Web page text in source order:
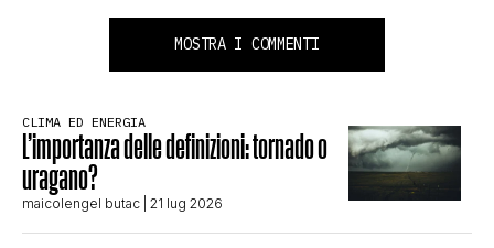
MOSTRA I COMMENTI
CLIMA ED ENERGIA
L’importanza delle definizioni: tornado o
uragano?
maicolengel butac | 21 lug 2026